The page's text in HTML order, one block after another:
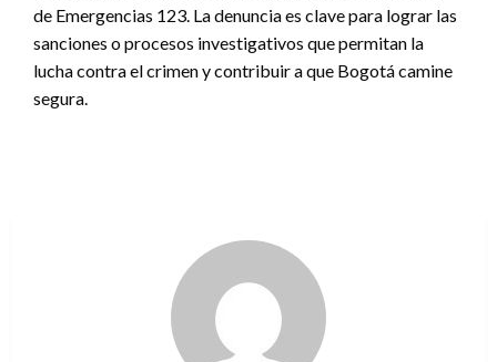
de Emergencias 123. La denuncia es clave para lograr las
sanciones o procesos investigativos que permitan la
lucha contra el crimen y contribuir a que Bogotá camine
segura.